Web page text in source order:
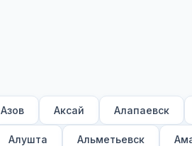
Азов Аксай Алапаевск
Алушта Альметьевск